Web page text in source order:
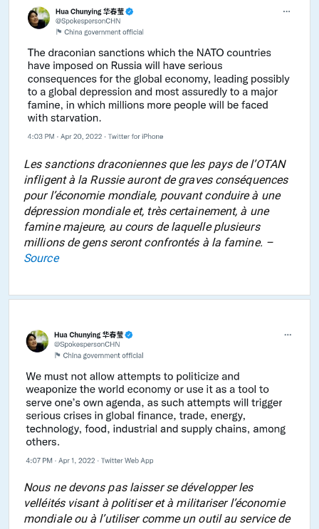
Les sanctions draconiennes que les pays de l’OTAN
infligent à la Russie auront de graves conséquences
pour l’économie mondiale, pouvant conduire à une
dépression mondiale et, très certainement, à une
famine majeure, au cours de laquelle plusieurs
millions de gens seront confrontés à la famine. –
Source
Nous ne devons pas laisser se développer les
velléités visant à politiser et à militariser l’économie
mondiale ou à l’utiliser comme un outil au service de